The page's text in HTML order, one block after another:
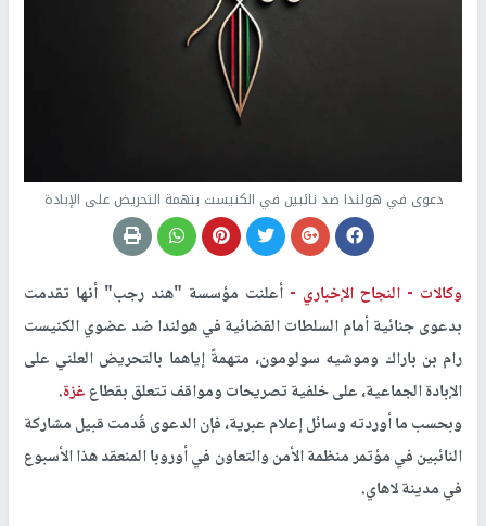
دعوى في هولندا ضد نائبين في الكنيست بتهمة التحريض على الإبادة
وكالات - النجاح الإخباري - أعلنت مؤسسة "هند رجب" أنها تقدمت
بدعوى جنائية أمام السلطات القضائية في هولندا ضد عضوي الكنيست
رام بن باراك وموشيه سولومون، متهمةً إياهما بالتحريض العلني على
الإبادة الجماعية، على خلفية تصريحات ومواقف تتعلق بقطاعغزة.
وبحسب ما أوردته وسائل إعلام عبرية، فإن الدعوى قُدمت قبيل مشاركة
النائبين في مؤتمر منظمة الأمن والتعاون في أوروبا المنعقد هذا الأسبوع
في مدينة لاهاي.